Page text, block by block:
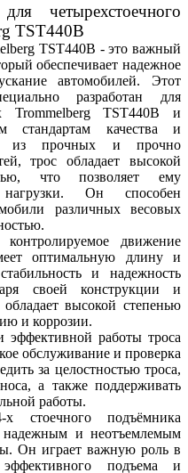
четырехстоечного
TST440B
TST440B - это важный
обеспечивает надежное
автомобилей. Этот
разработан для
Trommelberg TST440B и
стандартам качества и
из прочных и прочно
трос обладает высокой
что позволяет ему
нагрузки. Он способен
различных весовых
движение
оптимальную длину и
и надежность
своей конструкции и
высокой степенью
и коррозии.
эффективной работы троса
обслуживание и проверка
за целостностью троса,
а также поддерживать
работы.
стоечного подъёмника
надежным и неотъемлемым
Он играет важную роль в
подъема и